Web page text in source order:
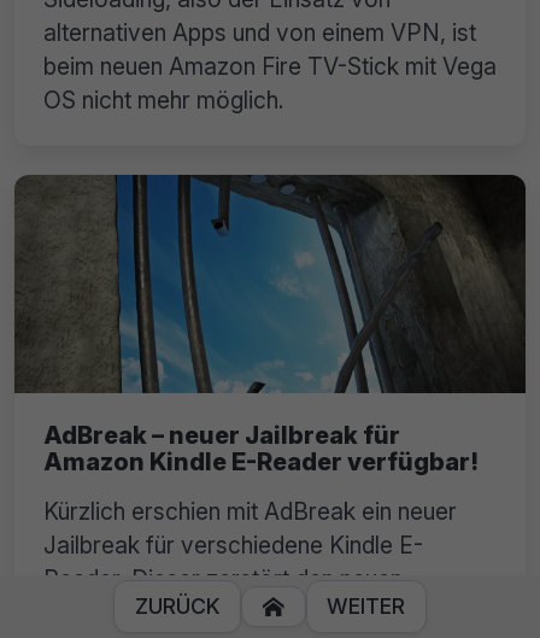
alternativen Apps und von einem VPN, ist
beim neuen Amazon Fire TV-Stick mit Vega
OS nicht mehr möglich.
AdBreak – neuer Jailbreak für
Amazon Kindle E-Reader verfügbar!
Kürzlich erschien mit AdBreak ein neuer
Jailbreak für verschiedene Kindle E-
Reader. Dieser zerstört den neuen
Kopierschutz der Firmware.
ZURÜCK  WEITER